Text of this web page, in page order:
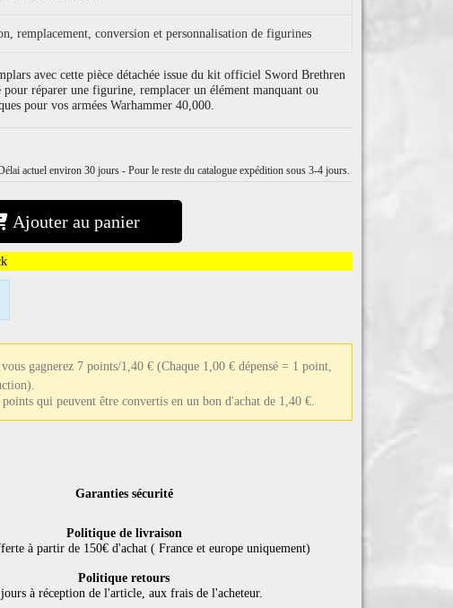
remplacement, conversion et personnalisation de figurines
avec cette pièce détachée issue du kit officiel Sword Brethren
pour réparer une figurine, remplacer un élément manquant ou
pour vos armées Warhammer 40,000.
actuel environ 30 jours - Pour le reste du catalogue expédition sous 3-4 jours.
Ajouter au panier
gagnerez 7 points/1,40 € (Chaque 1,00 € dépensé = 1 point,
qui peuvent être convertis en un bon d'achat de 1,40 €.
Garanties sécurité
Politique de livraison
à partir de 150€ d'achat ( France et europe uniquement)
Politique retours
à réception de l'article, aux frais de l'acheteur.